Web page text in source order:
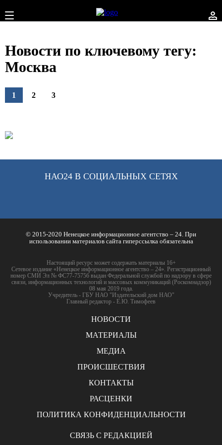
Новости по ключевому тегу:
Москва
1 2 3
НАО24 В СОЦИАЛЬНЫХ СЕТЯХ
© 2015-2020 Ненецкое информационное агентство – 24. При
использовании материалов сайта гиперссылка обязательна
Настоящий ресурс может содержать материалы 16+
Сетевое издание «Ненецкое информационное агентство – 24». Регистрационный
номер СМИ Эл № ФС77-75756 выдан Федеральной службой по надзору в сфере
связи, информационных технологий и массовых коммуникаций (Роскомнадзор)
08 мая 2019 года.
Учредитель - ГБУ НАО "Издательский дом НАО"
Главный редактор - Е.Ю. Тимофеев
НОВОСТИ
МАТЕРИАЛЫ
МЕДИА
ПРОИСШЕСТВИЯ
КОНТАКТЫ
РАСЦЕНКИ
ПОЛИТИКА КОНФИДЕНЦИАЛЬНОСТИ
СВЯЗЬ С РЕДАКЦИЕЙ